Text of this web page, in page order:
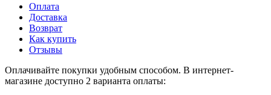
Оплата
Доставка
Возврат
Как купить
Отзывы
Оплачивайте покупки удобным способом. В интернет-
магазине доступно 2 варианта оплаты: